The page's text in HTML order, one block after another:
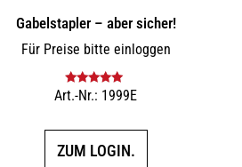
Gabelstapler – aber sicher!
Für Preise bitte einloggen
Bewertet mit
Art.-Nr.: 1999E
ZUM LOGIN.